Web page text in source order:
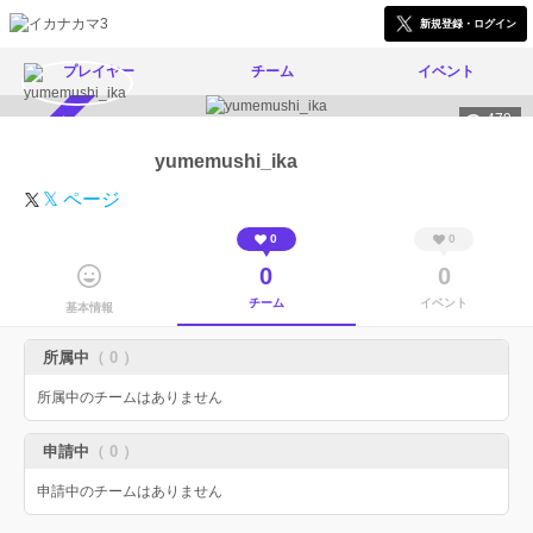
新規登録・ログイン
プレイヤー チーム イベント
479
yumemushi_ika
𝕏 ページ
基本情報
0
0
チーム
0
0
イベント
所属中 （ 0 ）
所属中のチームはありません
申請中 （ 0 ）
申請中のチームはありません